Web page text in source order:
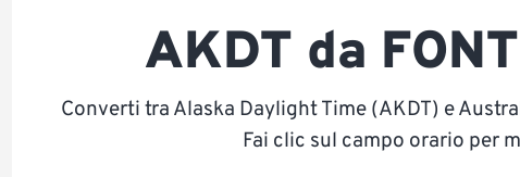
AKDT da
Converti tra Alaska Daylight Time (AKDT) e
Fai clic sul campo orario per